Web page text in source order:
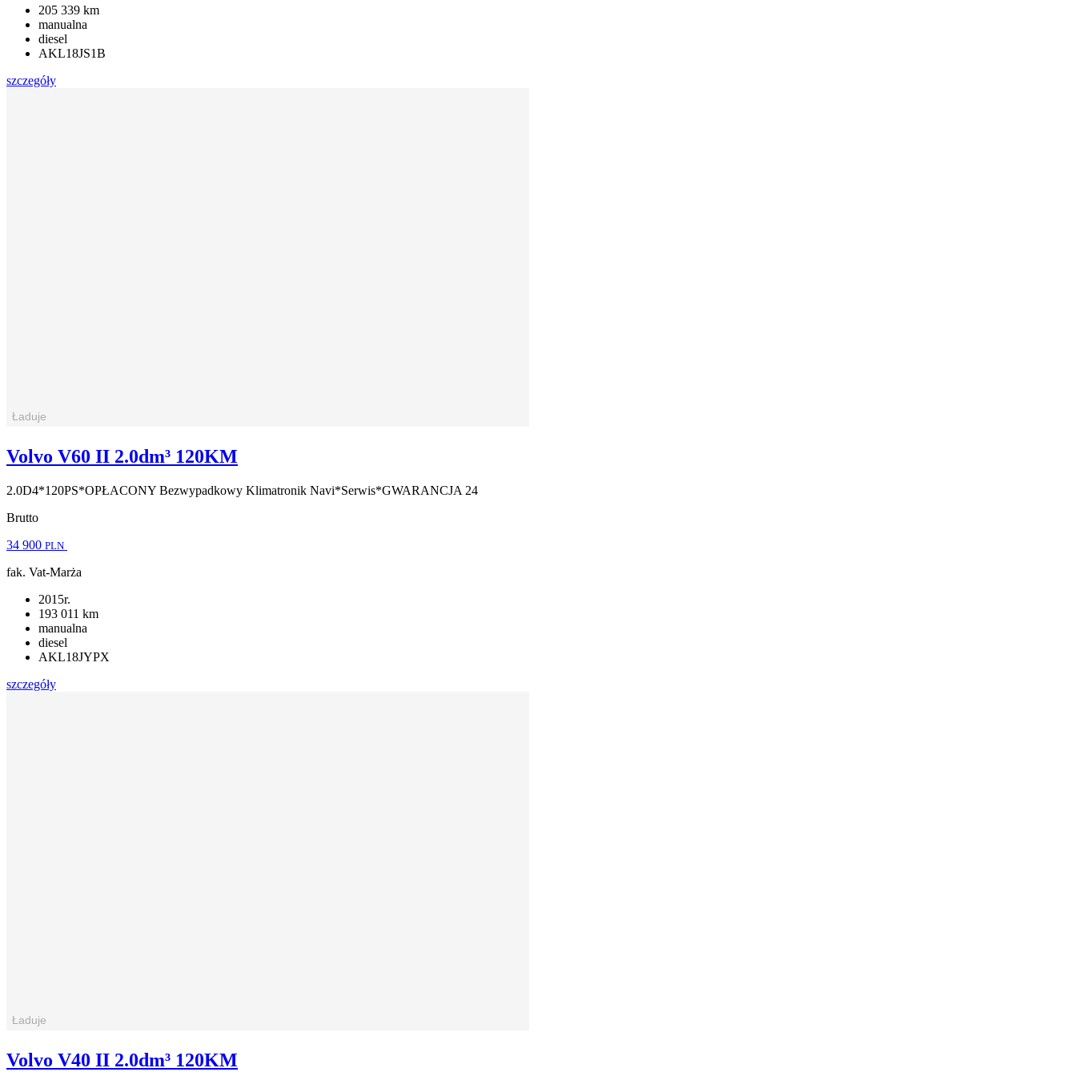
205 339 km
manualna
diesel
AKL18JS1B
szczegóły
Volvo V60 II 2.0dm³ 120KM
2.0D4*120PS*OPŁACONY Bezwypadkowy Klimatronik Navi*Serwis*GWARANCJA 24
Brutto
34 900 PLN
fak. Vat-Marża
2015r.
193 011 km
manualna
diesel
AKL18JYPX
szczegóły
Volvo V40 II 2.0dm³ 120KM